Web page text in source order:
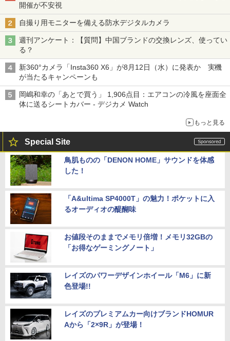
開催が不安視
自撮り用モニターを備える防水デジタルカメラ
週刊アンケート：【質問】中国ブランドの交換レンズ、使ってい
る？
新360°カメラ「Insta360 X6」が8月12日（水）に発表か 実機
が当たるキャンペーンも
岡嶋和幸の「あとで買う」 1,906点目：エアコンの冷風を座面全
体に送るシートカバー - デジカメ Watch
もっと見る
Special Site
鳥肌ものの「DENON HOME」サウンドを体感
した！
「A&ultima SP4000T」の魅力！ポケットに入
るオーディオの醍醐味
お値段そのままでメモリ倍増！メモリ32GBの
「お得なゲーミングノート」
レイズのパワーデザインホイール「M6」に新
色登場!!
レイズのプレミアムカー向けブランドHOMUR
Aから「2×9R」が登場！